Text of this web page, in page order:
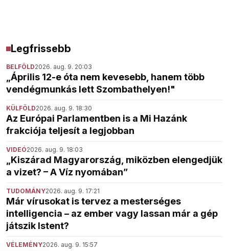
Legfrissebb
BELFÖLD2026. aug. 9. 20:03
„Április 12-e óta nem kevesebb, hanem több
vendégmunkás lett Szombathelyen!"
KÜLFÖLD2026. aug. 9. 18:30
Az Európai Parlamentben is a Mi Hazánk
frakciója teljesít a legjobban
VIDEÓ2026. aug. 9. 18:03
„Kiszárad Magyarország, miközben elengedjük
a vizet? – A Víz nyomában”
TUDOMÁNY2026. aug. 9. 17:21
Már vírusokat is tervez a mesterséges
intelligencia – az ember vagy lassan már a gép
játszik Istent?
VÉLEMÉNY2026. aug. 9. 15:57